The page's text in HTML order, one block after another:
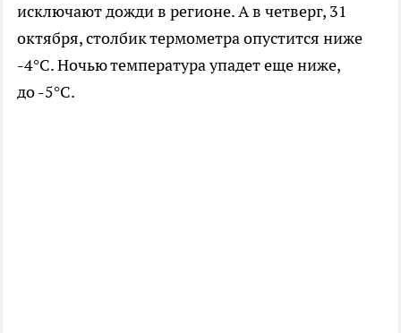
исключают дожди в регионе. А в четверг, 31
октября, столбик термометра опустится ниже
-4°С. Ночью температура упадет еще ниже,
до -5°С.